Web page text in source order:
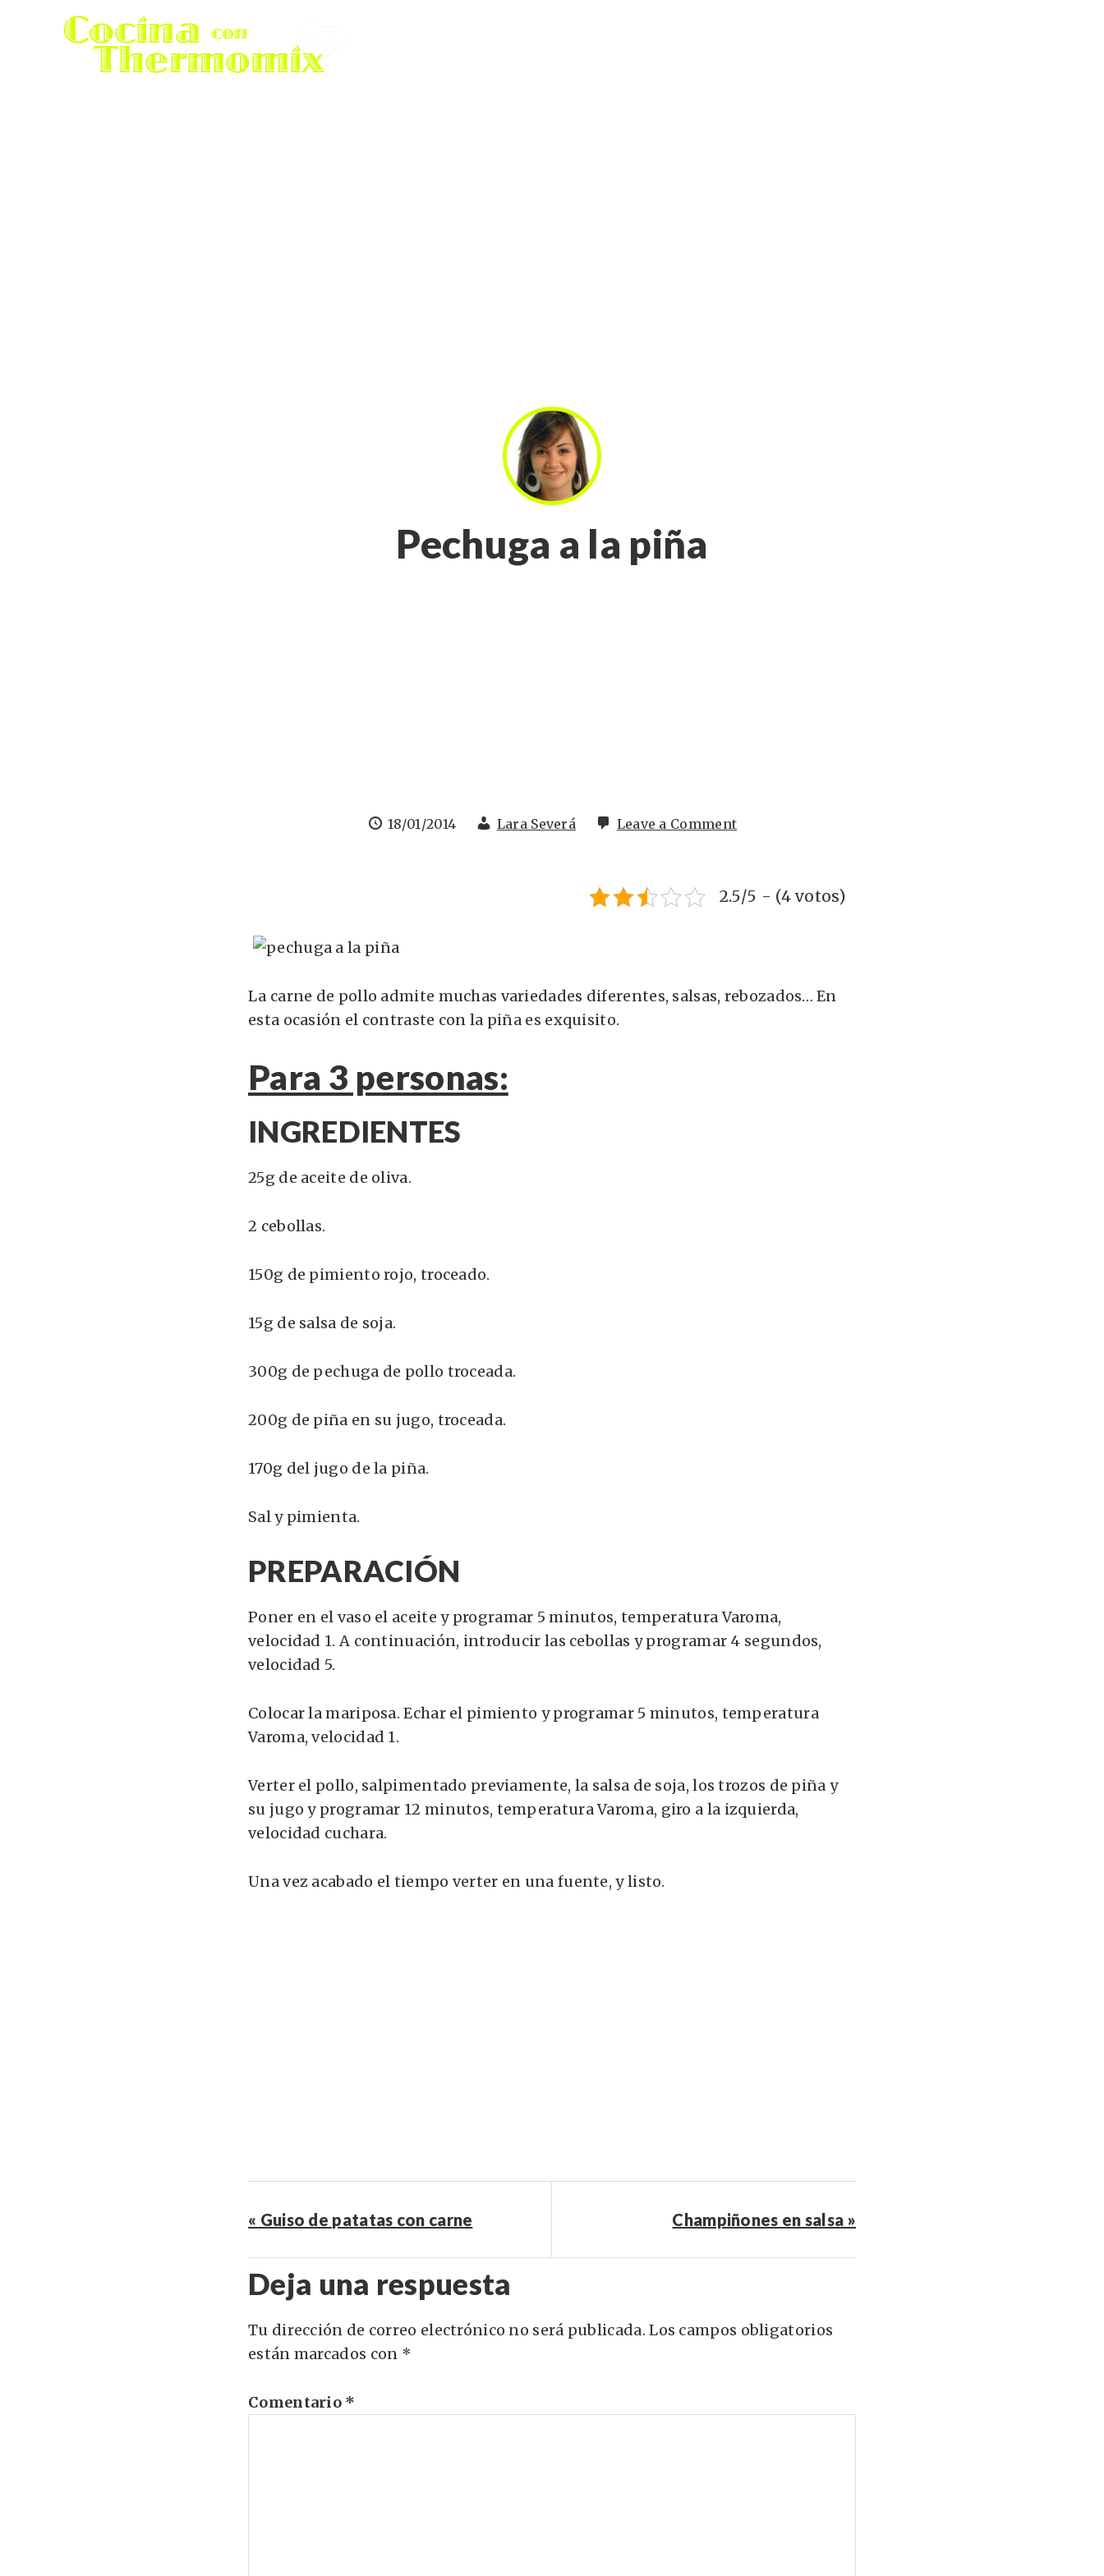
Pechuga a la piña
18/01/2014 Lara Severá Leave a Comment
2.5/5 - (4 votos)
La carne de pollo admite muchas variedades diferentes, salsas, rebozados… En
esta ocasión el contraste con la piña es exquisito.
Para 3 personas:
INGREDIENTES
25g de aceite de oliva.
2 cebollas.
150g de pimiento rojo, troceado.
15g de salsa de soja.
300g de pechuga de pollo troceada.
200g de piña en su jugo, troceada.
170g del jugo de la piña.
Sal y pimienta.
PREPARACIÓN
Poner en el vaso el aceite y programar 5 minutos, temperatura Varoma,
velocidad 1. A continuación, introducir las cebollas y programar 4 segundos,
velocidad 5.
Colocar la mariposa. Echar el pimiento y programar 5 minutos, temperatura
Varoma, velocidad 1.
Verter el pollo, salpimentado previamente, la salsa de soja, los trozos de piña y
su jugo y programar 12 minutos, temperatura Varoma, giro a la izquierda,
velocidad cuchara.
Una vez acabado el tiempo verter en una fuente, y listo.
« Guiso de patatas con carne Champiñones en salsa »
Deja una respuesta
Tu dirección de correo electrónico no será publicada. Los campos obligatorios
están marcados con *
Comentario *